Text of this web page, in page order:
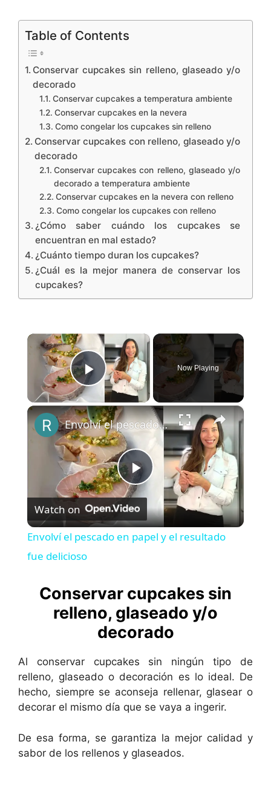
Table of Contents
Conservar cupcakes sin relleno, glaseado y/o
decorado
Conservar cupcakes a temperatura ambiente
Conservar cupcakes en la nevera
Como congelar los cupcakes sin relleno
Conservar cupcakes con relleno, glaseado y/o
decorado
Conservar cupcakes con relleno, glaseado y/o
decorado a temperatura ambiente
Conservar cupcakes en la nevera con relleno
Como congelar los cupcakes con relleno
¿Cómo saber cuándo los cupcakes se
encuentran en mal estado?
¿Cuánto tiempo duran los cupcakes?
¿Cuál es la mejor manera de conservar los
cupcakes?
×
Play Video
Now Playing
×
P
l
y
V
i
d
e
Envolví el pescado en papel y el resultado fue delicioso
Watch on
Envolví el pescado en papel y el resultado
fue delicioso
Conservar cupcakes sin
relleno, glaseado y/o
decorado
Al conservar cupcakes sin ningún tipo de
relleno, glaseado o decoración es lo ideal. De
hecho, siempre se aconseja rellenar, glasear o
decorar el mismo día que se vaya a ingerir.
De esa forma, se garantiza la mejor calidad y
sabor de los rellenos y glaseados.